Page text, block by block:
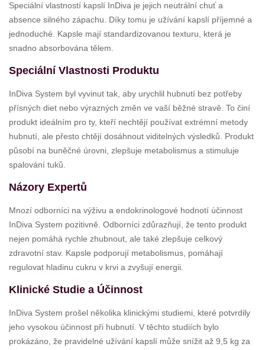
Speciální vlastností kapslí InDiva je jejich neutrální chuť a
absence silného zápachu. Díky tomu je užívání kapslí příjemné a
jednoduché. Kapsle mají standardizovanou texturu, která je
snadno absorbována tělem.
Speciální Vlastnosti Produktu
InDiva System byl vyvinut tak, aby urychlil hubnutí bez potřeby
přísných diet nebo výrazných změn ve vaší běžné stravě. To činí
produkt ideálním pro ty, kteří nechtějí používat extrémní metody
hubnutí, ale přesto chtějí dosáhnout viditelných výsledků. Produkt
působí na buněčné úrovni, zlepšuje metabolismus a stimuluje
spalování tuků.
Názory Expertů
Mnozí odborníci na výživu a endokrinologové hodnotí účinnost
InDiva System pozitivně. Odborníci zdůrazňují, že tento produkt
nejen pomáhá rychle zhubnout, ale také zlepšuje celkový
zdravotní stav. Kapsle podporují metabolismus, pomáhají
regulovat hladinu cukru v krvi a zvyšují energii.
Klinické Studie a Účinnost
InDiva System prošel několika klinickými studiemi, které potvrdily
jeho vysokou účinnost při hubnutí. V těchto studiích bylo
prokázáno, že pravidelné užívání kapslí může snížit až 9,5 kg za